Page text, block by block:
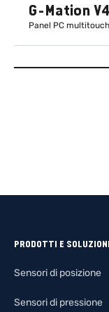
G-Mation
Panel PC
PRODOTTI E SOLUZIONI
Sensori di posizione
Sensori di pressione